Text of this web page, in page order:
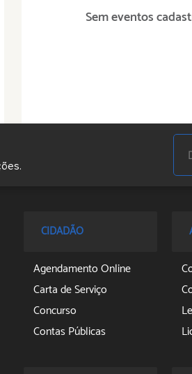
Sem eventos
CIDADÃO
Agendamento Online
Carta de Serviço
Concurso
Contas Públicas